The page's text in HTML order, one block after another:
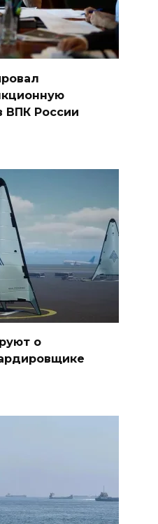
ВПК России
о